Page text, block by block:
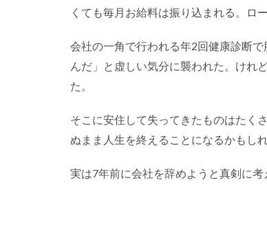
くても毎月お給料は振り込まれる。ロ
会社の一角で行われる年2回健康診断
んだ」と虚しい気分に襲われた。けれ
た。
そこに安住して失ってきたものはたく
ぬまま人生を終えることになるかもし
実は7年前に会社を辞めようと真剣に考